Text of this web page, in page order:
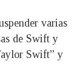
varias
de Swift y
Swift” y